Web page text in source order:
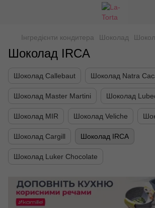
Інгредієнти кондитера Шоколад
Шоколад IRCA
Шоколад Callebaut Шоколад Natra
Шоколад Master Martini Шоколад
Шоколад МIR Шоколад Veliche
Шоколад Cargill Шоколад IRCA
Шоколад Luker Chocolate